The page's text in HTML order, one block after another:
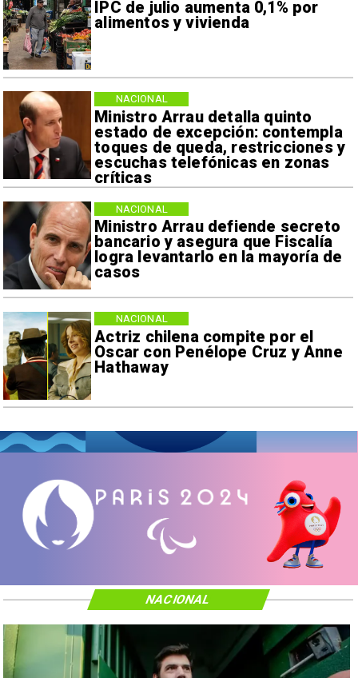
IPC de julio aumenta 0,1% por
alimentos y vivienda
Ministro Arrau detalla quinto
estado de excepción: contempla
toques de queda, restricciones y
escuchas telefónicas en zonas
críticas
NACIONAL
Ministro Arrau defiende secreto
bancario y asegura que Fiscalía
logra levantarlo en la mayoría de
casos
NACIONAL
Actriz chilena compite por el
Oscar con Penélope Cruz y Anne
Hathaway
NACIONAL
NACIONAL